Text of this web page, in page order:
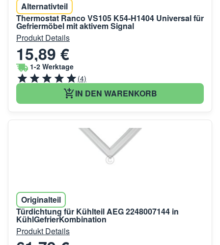
Alternativteil
Thermostat Ranco VS105 K54-H1404 Universal für
Gefriermöbel mit aktivem Signal
Produkt Details
15,89 €
1-2 Werktage
(4)
IN DEN WARENKORB
Originalteil
Türdichtung für Kühlteil AEG 2248007144 in
KühlGefrierKombination
Produkt Details